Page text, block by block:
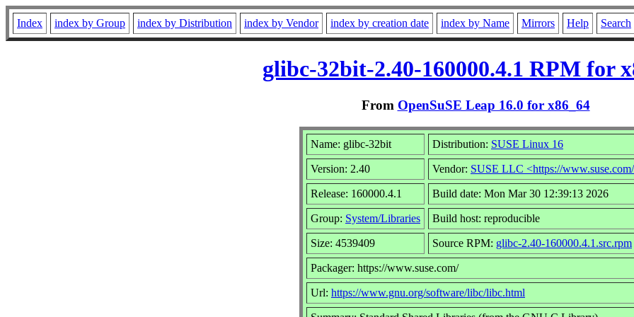
Index index by Group index by Distribution index by Vendor index by creation date index by Name Mirrors Help Search
glibc-32bit-2.40-160000.4.1 RPM for
From OpenSuSE Leap 16.0 for x86_64
Name: glibc-32bit Distribution: SUSE Linux 16
Version: 2.40 Vendor: SUSE LLC <https://
Release: 160000.4.1 Build date: Mon Mar 30 12:39:13 2026
Group: System/Libraries Build host: reproducible
Size: 4539409 Source RPM: glibc-2.40-160000.4.1.src.rpm
Packager: https://www.suse.com/
Url: https://www.gnu.org/software/libc/libc.html